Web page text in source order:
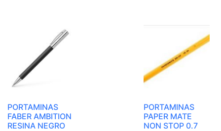
PORTAMINAS
FABER AMBITION
RESINA NEGRO
PORTAMINAS
PAPER MATE
NON STOP 0.7